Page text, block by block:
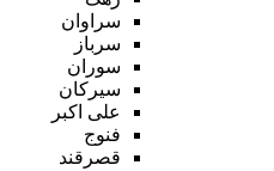
سراوان
سرباز
سوران
سیرکان
علی اکبر
فنوج
قصرقند